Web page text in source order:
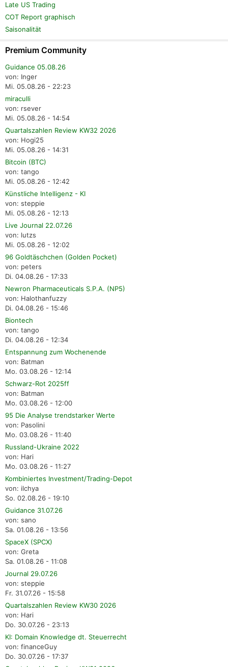
Late US Trading
COT Report graphisch
Saisonalität
Premium Community
Guidance 05.08.26
von: Inger
Mi. 05.08.26 - 22:23
miraculli
von: rsever
Mi. 05.08.26 - 14:54
Quartalszahlen Review KW32 2026
von: Hogi25
Mi. 05.08.26 - 14:31
Bitcoin (BTC)
von: tango
Mi. 05.08.26 - 12:42
Künstliche Intelligenz - KI
von: steppie
Mi. 05.08.26 - 12:13
Live Journal 22.07.26
von: lutzs
Mi. 05.08.26 - 12:02
96 Goldtäschchen (Golden Pocket)
von: peters
Di. 04.08.26 - 17:33
Newron Pharmaceuticals S.P.A. (NP5)
von: Halothanfuzzy
Di. 04.08.26 - 15:46
Biontech
von: tango
Di. 04.08.26 - 12:34
Entspannung zum Wochenende
von: Batman
Mo. 03.08.26 - 12:14
Schwarz-Rot 2025ff
von: Batman
Mo. 03.08.26 - 12:00
95 Die Analyse trendstarker Werte
von: Pasolini
Mo. 03.08.26 - 11:40
Russland-Ukraine 2022
von: Hari
Mo. 03.08.26 - 11:27
Kombiniertes Investment/Trading-Depot
von: ilchya
So. 02.08.26 - 19:10
Guidance 31.07.26
von: sano
Sa. 01.08.26 - 13:56
SpaceX (SPCX)
von: Greta
Sa. 01.08.26 - 11:08
Journal 29.07.26
von: steppie
Fr. 31.07.26 - 15:58
Quartalszahlen Review KW30 2026
von: Hari
Do. 30.07.26 - 23:13
KI: Domain Knowledge dt. Steuerrecht
von: financeGuy
Do. 30.07.26 - 17:37